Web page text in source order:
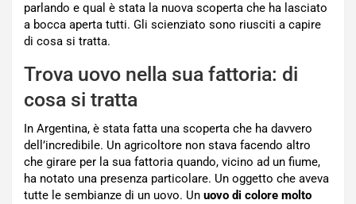
parlando e qual è stata la nuova scoperta che ha lasciato
a bocca aperta tutti. Gli scienziato sono riusciti a capire
di cosa si tratta.
Trova uovo nella sua fattoria: di
cosa si tratta
In Argentina, è stata fatta una scoperta che ha davvero
dell’incredibile. Un agricoltore non stava facendo altro
che girare per la sua fattoria quando, vicino ad un fiume,
ha notato una presenza particolare. Un oggetto che aveva
tutte le sembianze di un uovo. Un uovo di colore molto